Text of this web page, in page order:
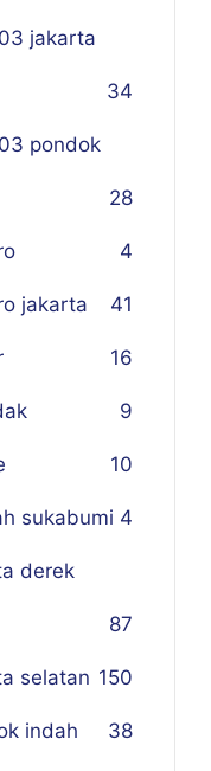
jakarta
34
pondok
28
4
jakarta 41
16
9
10
sukabumi 4
derek
87
selatan 150
indah 38